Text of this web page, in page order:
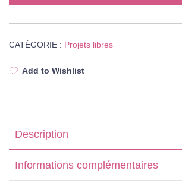
Monet
-
CATÉGORIE : Projets libres
Add to Wishlist
Description
Informations complémentaires